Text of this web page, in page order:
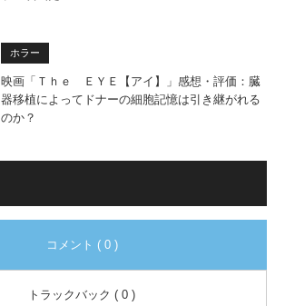
ホラー
映画「Ｔｈｅ ＥＹＥ【アイ】」感想・評価：臓
器移植によってドナーの細胞記憶は引き継がれる
のか？
コメント ( 0 )
トラックバック ( 0 )